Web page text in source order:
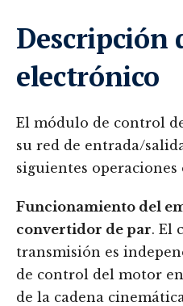
Descripción
electrónico
El módulo de control
su red de entrada/
siguientes
Funcionamiento del
convertidor de par. El
transmisión es
de control del motor
de la cadena